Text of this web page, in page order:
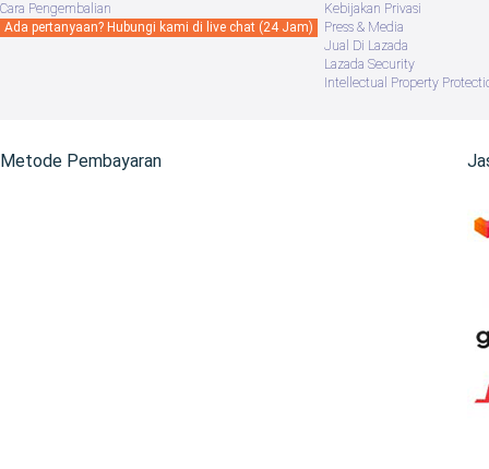
Cara Pengembalian
Ada pertanyaan? Hubungi kami di live chat (24 Jam)
Kebijakan Privasi
Press & Media
Jual Di Lazada
Lazada Security
Intellectual Property
Metode Pembayaran